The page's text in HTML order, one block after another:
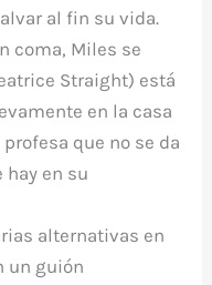
al fin su vida.
coma, Miles se
Straight) está
en la casa
que no se da
en su
alternativas en
un guión